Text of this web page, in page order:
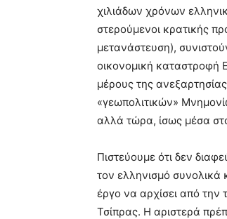
χιλιάδων χρόνων
στερούμενοι κρατικής
μετανάστευση),
οικονομική
μέρους της
«γεωπολιτικών»
αλλά τώρα, ίσως μέσα
Πιστεύουμε ότι δεν
τον ελληνισμό συνολικά
έργο να αρχίσει από την
Τσίπρας. Η αριστερά